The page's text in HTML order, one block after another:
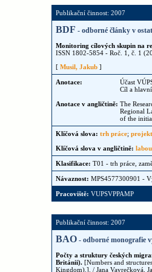
Publikační činnost: 2007
BDF - odborné články v
Monitoring cílových skupin na
ISSN 1802-5854 - Roč. 1, č. 1
[ Musil, Jakub ]
Anotace:
Účast
Cíl a
Anotace v angličtině: The
Regional
of the
Klíčová slova: trh práce;
Klíčová slova v angličtině:
Klasifikace: T01 - trh práce,
Návaznost: MPS4577300901 -
Pracoviště: VUPSVPPAMP
Publikační činnost: 2007
BAO - odborné monografie
Počty a struktury českých
Británii). [Numbers and
Kingdom).]. / Jana Vavrečková,